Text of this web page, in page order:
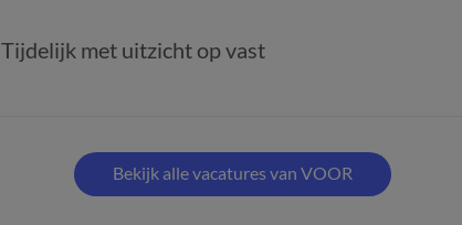
Tijdelijk met uitzicht op vast
Bekijk alle vacatures van VOOR